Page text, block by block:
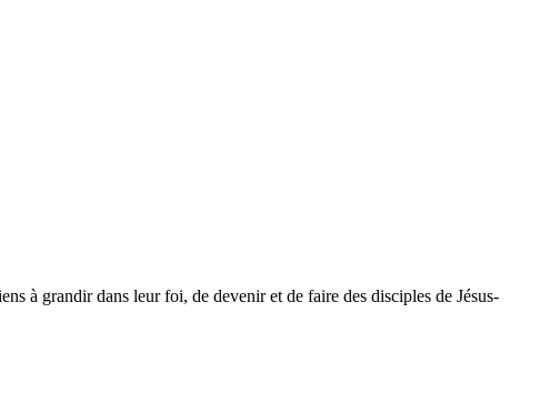
à grandir dans leur foi, de devenir et de faire des disciples de Jésus-